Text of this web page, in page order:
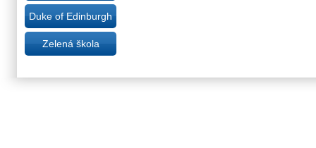
Duke of Edinburgh
Zelená škola